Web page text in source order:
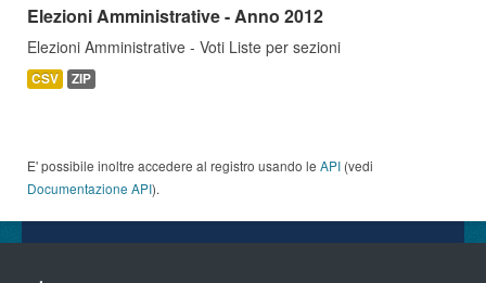
Elezioni Amministrative - Anno 2012
Elezioni Amministrative - Voti Liste per sezioni
CSV ZIP
E' possibile inoltre accedere al registro usando le API (vedi
Documentazione API).